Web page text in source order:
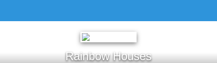
Rainbow Houses